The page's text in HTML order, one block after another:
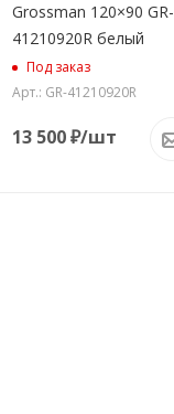
Grossman 120×90 GR-
41210920R белый
Под заказ
Арт.: GR-41210920R
13 500₽/шт